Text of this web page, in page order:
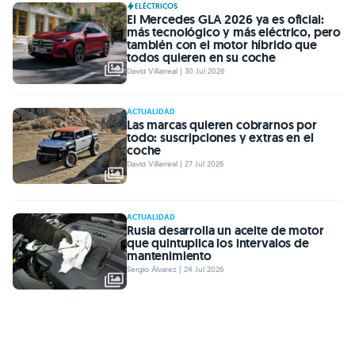
ELÉCTRICOS
El Mercedes GLA 2026 ya es oficial:
más tecnológico y más eléctrico, pero
también con el motor híbrido que
todos quieren en su coche
David Villarreal | 30 Jul 2026
ACTUALIDAD
Las marcas quieren cobrarnos por
todo: suscripciones y extras en el
coche
David Villarreal | 27 Jul 2026
ACTUALIDAD
Rusia desarrolla un aceite de motor
que quintuplica los intervalos de
mantenimiento
Sergio Álvarez | 24 Jul 2026